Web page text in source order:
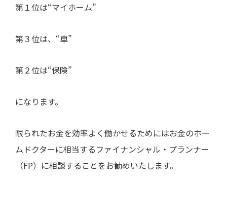
第１位は“マイホーム”
第３位は、“車”
第２位は“保険”
になります。
限られたお金を効率よく働かせるためにはお金のホー
ムドクターに相当するファイナンシャル・プランナー
（FP）に相談することをお勧めいたします。